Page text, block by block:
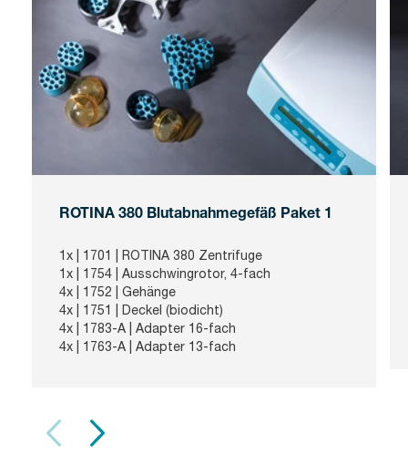
ROTINA 380 Blutabnahmegefäß Paket 1
1x | 1701
| ROTINA 380 Zentrifuge
1x | 1754
| Ausschwingrotor, 4-fach
4x | 1752
| Gehänge
4x | 1751
| Deckel (biodicht)
4x | 1783-A | Adapter 16-fach
4x | 1763-A | Adapter 13-fach